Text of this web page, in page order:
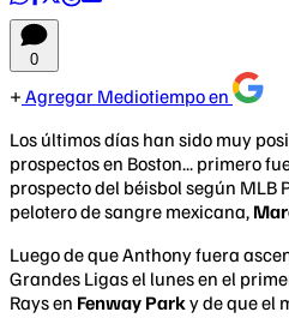
0
Agregar Mediotiempo en
Los últimos días han sido muy
prospectos en Boston... primero
prospecto del béisbol según MLB
pelotero de sangre mexicana,
Luego de que Anthony fuera
Grandes Ligas el lunes en el
Rays en Fenway Park y de que el